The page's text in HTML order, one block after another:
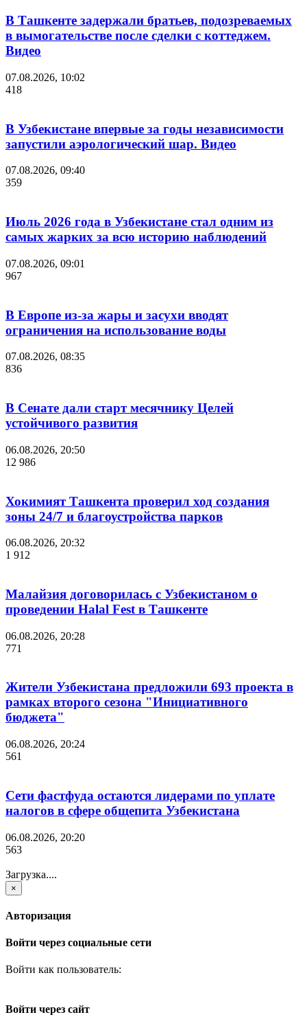
В Ташкенте задержали братьев, подозреваемых
в вымогательстве после сделки с коттеджем.
Видео
07.08.2026, 10:02
418
В Узбекистане впервые за годы независимости
запустили аэрологический шар. Видео
07.08.2026, 09:40
359
Июль 2026 года в Узбекистане стал одним из
самых жарких за всю историю наблюдений
07.08.2026, 09:01
967
В Европе из-за жары и засухи вводят
ограничения на использование воды
07.08.2026, 08:35
836
В Сенате дали старт месячнику Целей
устойчивого развития
06.08.2026, 20:50
12 986
Хокимият Ташкента проверил ход создания
зоны 24/7 и благоустройства парков
06.08.2026, 20:32
1 912
Малайзия договорилась с Узбекистаном о
проведении Halal Fest в Ташкенте
06.08.2026, 20:28
771
Жители Узбекистана предложили 693 проекта в
рамках второго сезона "Инициативного
бюджета"
06.08.2026, 20:24
561
Сети фастфуда остаются лидерами по уплате
налогов в сфере общепита Узбекистана
06.08.2026, 20:20
563
Загрузка....
×
Авторизация
Войти через социальные сети
Войти как пользователь:
Войти через сайт